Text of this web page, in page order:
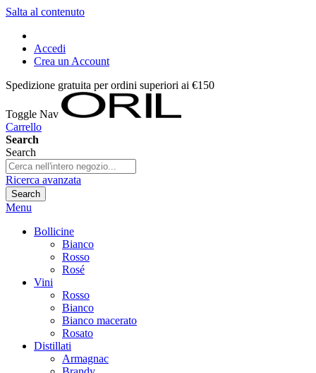
Salta al contenuto
Accedi
Crea un Account
Spedizione gratuita per ordini superiori ai €150
Toggle Nav
Carrello
Search
Search
Ricerca avanzata
Search
Menu
Bollicine
Bianco
Rosso
Rosé
Vini
Rosso
Bianco
Bianco macerato
Rosato
Distillati
Armagnac